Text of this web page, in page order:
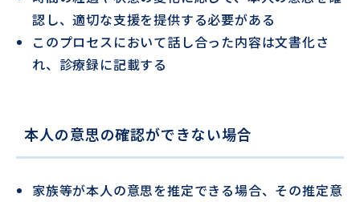
認し、適切な支援を提供する必要がある
このプロセスにおいて話し合った内容は文書化さ
れ、診療録に記載する
本人の意思の確認ができない場合
家族等が本人の意思を推定できる場合、その推定意